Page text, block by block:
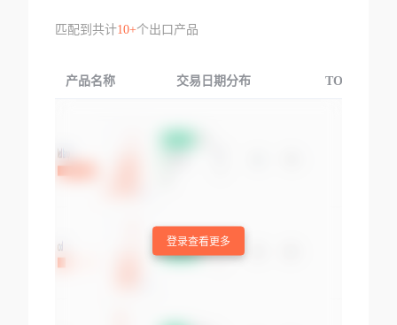
匹配到共计10+个出口产品
产品名称 交易日期分布 TOP3交易国
登录查看更多